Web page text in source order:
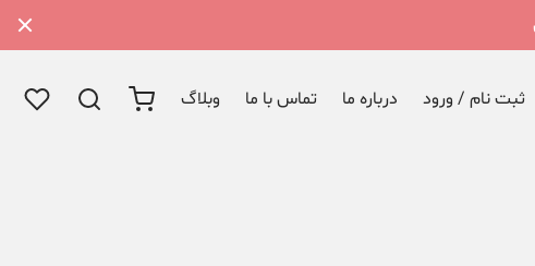
ثبت نام / ورود درباره ما تماس با ما وبلاگ